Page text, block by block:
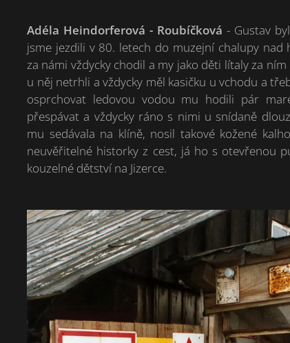
Adéla Heindorferová - Roubíčková - Gustav
jsme jezdili v 80. letech do muzejní chalupy nad
za námi vždycky chodil a my jako děti lítaly za
u něj netrhli a vždycky měl kasičku u vchodu a
osprchovat ledovou vodou mu hodili pár
přespávat a vždycky ráno s nimi u snídaně
mu sedávala na klíně, nosil takové kožené
neuvěřitelné historky z cest, já ho s otevřenou
kouzelné dětství na Jizerce.